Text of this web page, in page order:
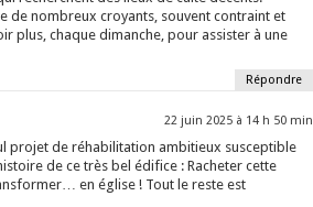
de nombreux croyants, souvent contraint et
plus, chaque dimanche, pour assister à une
Répondre
22 juin 2025 à 14 h 50 min
projet de réhabilitation ambitieux susceptible
de ce très bel édifice : Racheter cette
en église ! Tout le reste est